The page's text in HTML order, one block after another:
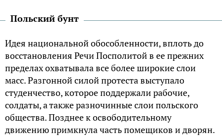
Польский бунт
Идея национальной обособленности, вплоть до
восстановления Речи Посполитой в ее прежних
пределах охватывала все более широкие слои
масс. Разгонной силой протеста выступало
студенчество, которое поддержали рабочие,
солдаты, а также разночинные слои польского
общества. Позднее к освободительному
движению примкнула часть помещиков и дворян.